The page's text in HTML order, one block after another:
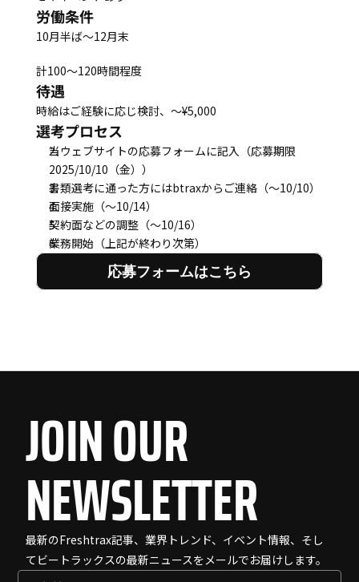
労働条件
10月半ば～12月末
計100～120時間程度
待遇
時給はご経験に応じ検討、～¥5,000
選考プロセス
当ウェブサイトの応募フォームに記入（応募期限
2025/10/10（金））
書類選考に通った方にはbtraxからご連絡（～10/10）
面接実施（～10/14）
契約面などの調整（～10/16）
業務開始（上記が終わり次第）
応募フォームはこちら
JOIN OUR
NEWSLETTER
最新のFreshtrax記事、業界トレンド、イベント情報、そし
てビートラックスの最新ニュースをメールでお届けします。